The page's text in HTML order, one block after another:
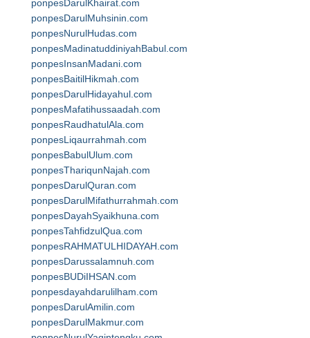
ponpesDarulKhairat.com
ponpesDarulMuhsinin.com
ponpesNurulHudas.com
ponpesMadinatuddiniyahBabul.com
ponpesInsanMadani.com
ponpesBaitilHikmah.com
ponpesDarulHidayahul.com
ponpesMafatihussaadah.com
ponpesRaudhatulAla.com
ponpesLiqaurrahmah.com
ponpesBabulUlum.com
ponpesThariqunNajah.com
ponpesDarulQuran.com
ponpesDarulMifathurrahmah.com
ponpesDayahSyaikhuna.com
ponpesTahfidzulQua.com
ponpesRAHMATULHIDAYAH.com
ponpesDarussalamnuh.com
ponpesBUDiIHSAN.com
ponpesdayahdarulilham.com
ponpesDarulAmilin.com
ponpesDarulMakmur.com